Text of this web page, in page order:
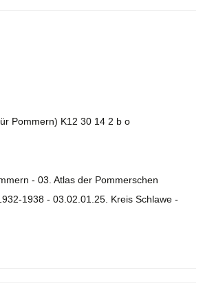
Pommern) K12 30 14 2 b o
- 03. Atlas der Pommerschen
1938 - 03.02.01.25. Kreis Schlawe -